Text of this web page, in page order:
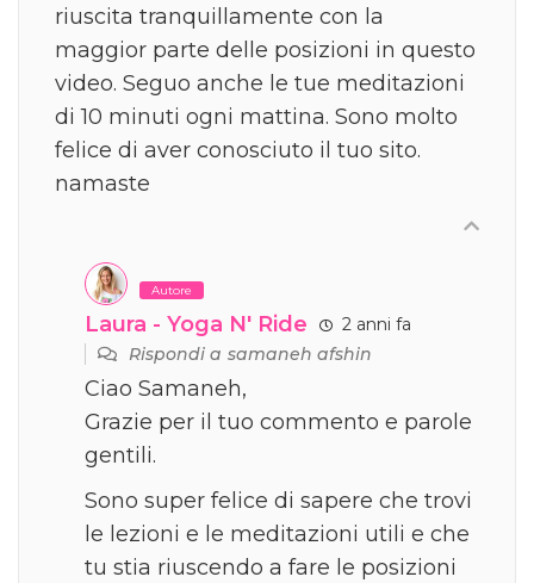
riuscita tranquillamente con la
maggior parte delle posizioni in questo
video. Seguo anche le tue meditazioni
di 10 minuti ogni mattina. Sono molto
felice di aver conosciuto il tuo sito.
namaste
Autore
Laura - Yoga N' Ride
2 anni fa
Rispondi asamaneh afshin
Ciao Samaneh,
Grazie per il tuo commento e parole
gentili.
Sono super felice di sapere che trovi
le lezioni e le meditazioni utili e che
tu stia riuscendo a fare le posizioni